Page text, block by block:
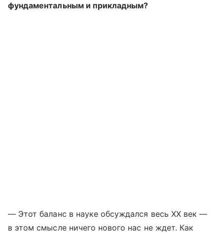
фундаментальным и прикладным?
— Этот баланс в науке обсуждался весь XX век —
в этом смысле ничего нового нас не ждет. Как